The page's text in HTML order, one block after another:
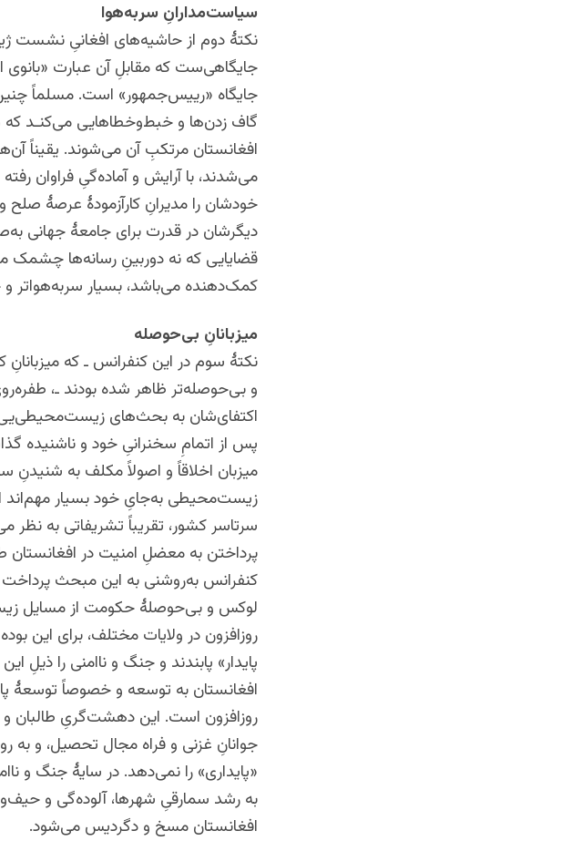
سیاست‌مدارانِ سربه‌هوا
نکتۀ دوم از حاشیه‌های افغانیِ نشست
جایگاهی‌ست که مقابلِ آن عبارت «بانوی
جایگاه «رییس‌جمهور» است. مسلماً
گاف زدن‌‌ها و ‌خبط‌وخطاهایی می‌کنـد
افغانستان مرتکبِ آن می‌شوند. یقیناً
می‌شدند، با آرایش و آماده‌گیِ فراوان
خودشان را مدیرانِ کارآزمودۀ عرصۀ صلح
دیگرشان در قدرت برای جامعۀ جهانی
قضایایی که نه دوربینِ رسانه‌ها چشمک
کمک‌دهنده می‌باشد، بسیار سربه‌هواتر
میزبانانِ بی‌حوصله
نکتۀ سوم در این کنفرانس ـ که
و بی‌حوصله‌تر ظاهر شده بودند ـ،
اکتفای‌شان به بحث‌های زیست‌محیطی‌یی
پس از اتمامِ سخنرانیِ ‌خود و ناشنیده
میزبان اخلاقاً و اصولاً مکلف به
زیست‌محیطی به‌جایِ خود بسیار مهم‌اند
سرتاسر کشور، تقریباً تشریفاتی به
پرداختن به معضلِ امنیت در افغانستان
کنفرانس به‌روشنی به این مبحث
لوکس و بی‌حوصلۀ حکومت از مسایل
روزافزون در ولایات مختلف، برای این
پایدار» پابندند و جنگ و ناامنی را ذیلِ
افغانستان به توسعه و خصوصاً توسعۀ
روزافزون است. این دهشت‌گریِ طالبان
جوانانِ غزنی و فراه مجال تحصیل، و به
«پایداری» را نمی‌دهد. در سایۀ جنگ و
به رشد سمارقیِ شهرها، آلوده‌گی و
افغانستان مسخ و دگردیس می‌شود.